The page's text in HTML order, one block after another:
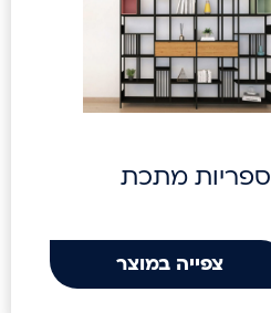
ספריות מתכת
צפייה במוצר